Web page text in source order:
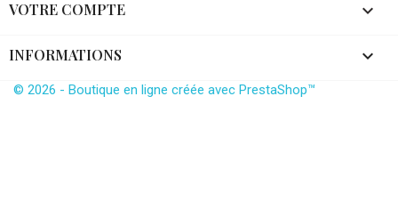
VOTRE COMPTE 
INFORMATIONS keyboard_arrow_down
© 2026 - Boutique en ligne créée avec PrestaShop™